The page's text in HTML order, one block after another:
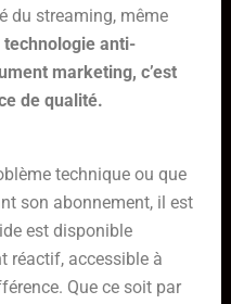
du streaming, même
technologie anti-
marketing, c’est
de qualité.
technique ou que
son abonnement, il est
est disponible
réactif, accessible à
Que ce soit par